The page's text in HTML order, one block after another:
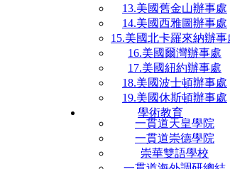
13.美國舊金山辦事處
14.美國西雅圖辦事處
15.美國北卡羅來納辦事
16.美國爾灣辦事處
17.美國紐約辦事處
18.美國波士頓辦事處
19.美國休斯頓辦事處
學術教育
一貫道天皇學院
一貫道崇德學院
崇華雙語學校